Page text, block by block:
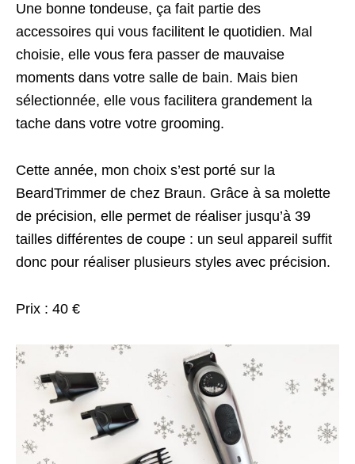
Une bonne tondeuse, ça fait partie des
accessoires qui vous facilitent le quotidien. Mal
choisie, elle vous fera passer de mauvaise
moments dans votre salle de bain. Mais bien
sélectionnée, elle vous facilitera grandement la
tache dans votre votre grooming.
Cette année, mon choix s’est porté sur la
BeardTrimmer de chez Braun. Grâce à sa molette
de précision, elle permet de réaliser jusqu’à 39
tailles différentes de coupe : un seul appareil suffit
donc pour réaliser plusieurs styles avec précision.
Prix : 40 €